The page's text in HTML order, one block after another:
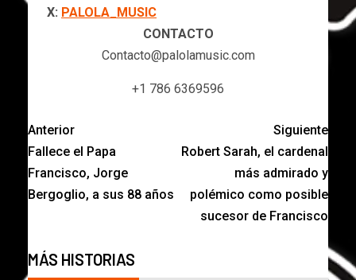
X: PALOLA_MUSIC
CONTACTO
Contacto@palolamusic.com
+1 786 6369596
Anterior
Fallece el Papa
Francisco, Jorge
Bergoglio, a sus 88 años
Siguiente
Robert Sarah, el cardenal
más admirado y
polémico como posible
sucesor de Francisco
MÁS HISTORIAS